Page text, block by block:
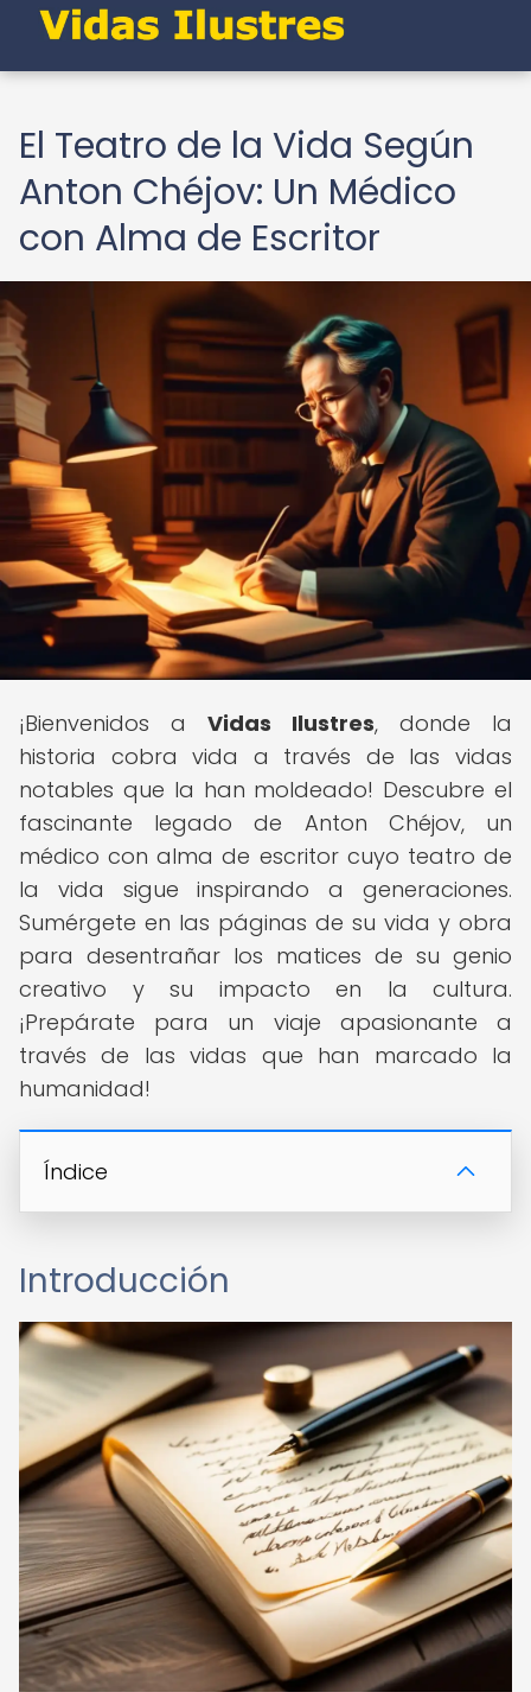
El Teatro de la Vida Según
Anton Chéjov: Un Médico
con Alma de Escritor
¡Bienvenidos a Vidas Ilustres, donde la
historia cobra vida a través de las vidas
notables que la han moldeado! Descubre el
fascinante legado de Anton Chéjov, un
médico con alma de escritor cuyo teatro de
la vida sigue inspirando a generaciones.
Sumérgete en las páginas de su vida y obra
para desentrañar los matices de su genio
creativo y su impacto en la cultura.
¡Prepárate para un viaje apasionante a
través de las vidas que han marcado la
humanidad!
Índice
Introducción